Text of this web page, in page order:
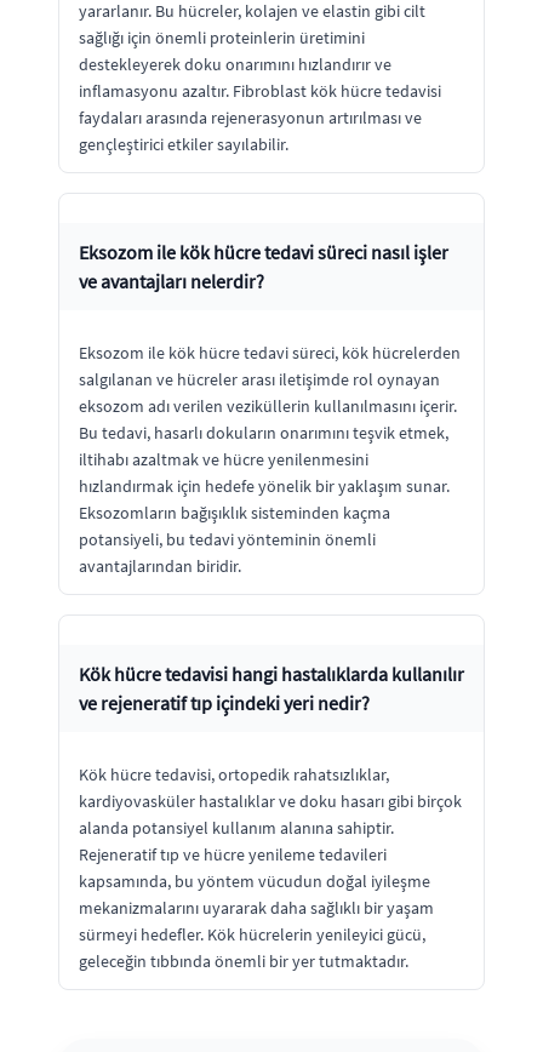
yararlanır. Bu hücreler, kolajen ve elastin gibi cilt
sağlığı için önemli proteinlerin üretimini
destekleyerek doku onarımını hızlandırır ve
inflamasyonu azaltır. Fibroblast kök hücre tedavisi
faydaları arasında rejenerasyonun artırılması ve
gençleştirici etkiler sayılabilir.
Eksozom ile kök hücre tedavi süreci nasıl işler
ve avantajları nelerdir?
Eksozom ile kök hücre tedavi süreci, kök hücrelerden
salgılanan ve hücreler arası iletişimde rol oynayan
eksozom adı verilen veziküllerin kullanılmasını içerir.
Bu tedavi, hasarlı dokuların onarımını teşvik etmek,
iltihabı azaltmak ve hücre yenilenmesini
hızlandırmak için hedefe yönelik bir yaklaşım sunar.
Eksozomların bağışıklık sisteminden kaçma
potansiyeli, bu tedavi yönteminin önemli
avantajlarından biridir.
Kök hücre tedavisi hangi hastalıklarda kullanılır
ve rejeneratif tıp içindeki yeri nedir?
Kök hücre tedavisi, ortopedik rahatsızlıklar,
kardiyovasküler hastalıklar ve doku hasarı gibi birçok
alanda potansiyel kullanım alanına sahiptir.
Rejeneratif tıp ve hücre yenileme tedavileri
kapsamında, bu yöntem vücudun doğal iyileşme
mekanizmalarını uyararak daha sağlıklı bir yaşam
sürmeyi hedefler. Kök hücrelerin yenileyici gücü,
geleceğin tıbbında önemli bir yer tutmaktadır.